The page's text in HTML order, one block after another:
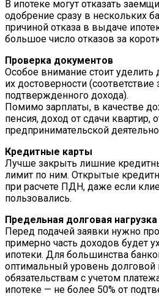
В ипотеке могут отказать
одобрение сразу в нескольких
причиной отказа в выдаче
большое число отказов за
Проверка документов
Особое внимание стоит уделить
их достоверности (соответствие
подтвержденного дохода).
Помимо зарплаты, в качестве
пенсия, доход от сдачи квартир,
предпринимательской
Кредитные карты
Лучше закрыть лишние
лимит по ним. Открытые
при расчете ПДН, даже если
пользовались.
Предельная долговая
Перед подачей заявки нужно
примерно часть доходов будет
ипотеки. Для большинства
оптимальный уровень долговой
обязательствам с учетом
ипотеке — не более 50% от